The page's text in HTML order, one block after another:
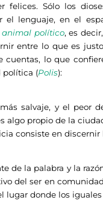
felices. Sólo los
el lenguaje, en el
animal político, es
entre lo que es
lo que
política (Polis):
salvaje, y el peor
algo propio de la
consiste en discernir
de la palabra y la
del ser en
lugar donde los